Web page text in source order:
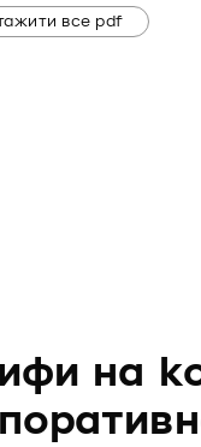
все pdf
на